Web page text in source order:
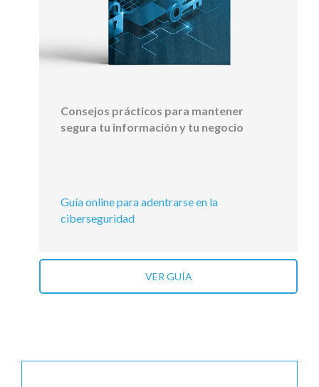
Consejos prácticos para mantener
segura tu información y tu negocio
Guía online para adentrarse en la
ciberseguridad
VER GUÍA